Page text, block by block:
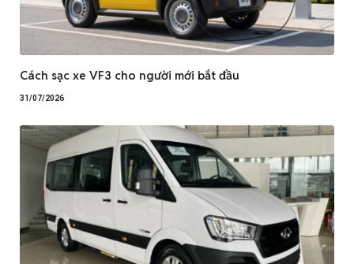
Cách sạc xe VF3 cho người mới bắt đầu
31/07/2026